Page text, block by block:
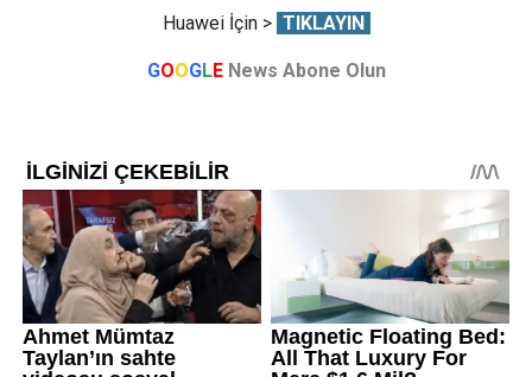
Huawei İçin > TIKLAYIN
GOOGLE News Abone Olun